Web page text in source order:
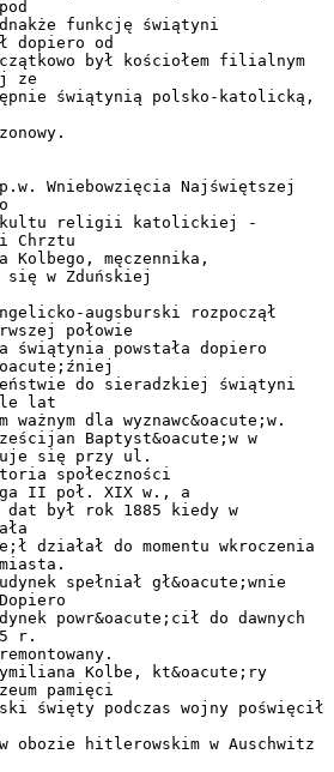
funkcję świątyni
dopiero od
był kościołem filialnym
ze
świątynią polsko-katolicką,
Wniebowzięcia Najświętszej
kultu religii katolickiej -
Chrztu
Kolbego, męczennika,
w Zduńskiej
augsburski rozpoczął
połowie
świątynia powstała dopiero
do sieradzkiej świątyni
lat
dla wyznawc&oacute;w.
Baptyst&oacute;w w
się przy ul.
społeczności
II poł. XIX w., a
dat był rok 1885 kiedy w
działał do momentu wkroczenia
spełniał gł&oacute;wnie
powr&oacute;cił do dawnych
r.
Kolbe, kt&oacute;ry
pamięci
święty podczas wojny poświęcił
obozie hitlerowskim w Auschwitz